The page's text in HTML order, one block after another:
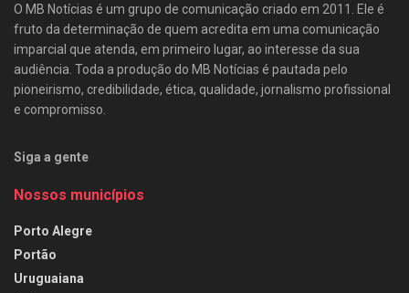
O MB Notícias é um grupo de comunicação criado em 2011. Ele é
fruto da determinação de quem acredita em uma comunicação
imparcial que atenda, em primeiro lugar, ao interesse da sua
audiência. Toda a produção do MB Notícias é pautada pelo
pioneirismo, credibilidade, ética, qualidade, jornalismo profissional
e compromisso.
Siga a gente
Nossos municípios
Porto Alegre
Portão
Uruguaiana